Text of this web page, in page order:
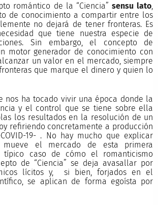
romántico de la “Ciencia”sensu lato,
de conocimiento a compartir entre los
no dejará de tener fronteras. Es
que tiene nuestra especie de
Sin embargo, el concepto de
motor generador de conocimiento con
un valor en el mercado, siempre
que marque el dinero y quien lo
nos ha tocado vivir una época donde la
y el control que se tiene sobre ella
los resultados en la resolución de un
refiriendo concretamente a producción
19- . No hay mucho que explicar
el mercado de esta primera
típico caso de cómo el romanticismo
de “Ciencia” se deja avasallar por
lícitos y, si bien, forjados en el
se aplican de forma egoísta por